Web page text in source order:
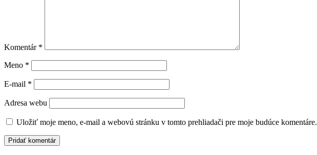
Komentár *
Meno *
E-mail *
Adresa webu
Uložiť moje meno, e-mail a webovú stránku v tomto prehliadači pre moje budúce komentáre.